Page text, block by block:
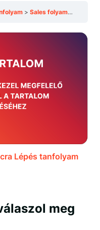
Sales folyamat felépítése
Lépés tanfolyam
meg